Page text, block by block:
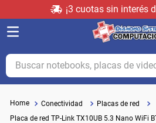
¡3 cuotas sin interés
Buscar notebooks, placas de video y
Conectividad
Placas de red
Placa de red TP-Link TX10UB 5.3 Nano WiFi